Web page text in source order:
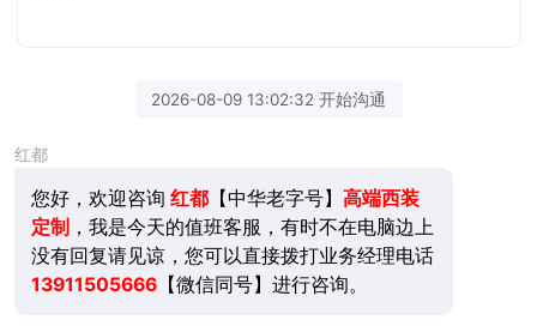
2026-08-09 13:02:32 开始沟通
红都
您好，欢迎咨询 红都【中华老字号】 高端西装
定制 ，我是今天的值班客服，有时不在电脑边上
没有回复请见谅，您可以直接拨打业务经理电话
13911505666【微信同号】进行咨询。